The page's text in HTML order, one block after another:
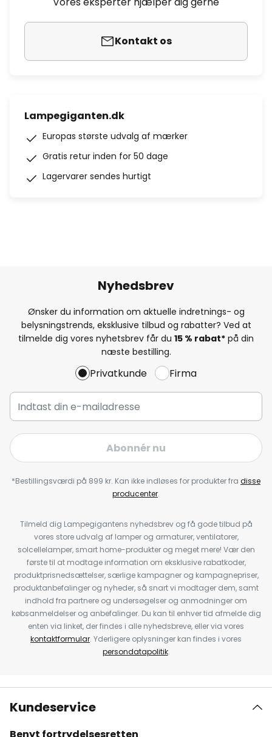
Kontakt os
Lampegiganten.dk
Europas største udvalg af mærker
Gratis retur inden for 50 dage
Lagervarer sendes hurtigt
Nyhedsbrev
Ønsker du information om aktuelle indretnings- og
belysningstrends, eksklusive tilbud og rabatter? Ved at
tilmelde dig vores nyhetsbrev får du 15 % rabat* på din
næste bestilling.
Privatkunde Firma
Abonnér nu
*Bestillingsværdi på 899 kr. Kan ikke indløses for produkter fra disse
producenter.
Tilmeld dig Lampegigantens nyhedsbrev og få gode tilbud på
vores store udvalg af lamper og armaturer, ventilatorer,
solcellelamper, smart home-produkter og meget mere! Vær den
første til at modtage information om eksklusive rabatkoder,
produktprisnedsættelser, særlige kampagner og kampagnepriser,
produktanbefalinger og nyheder, så snart vi modtager dem, samt
indhold fra partnere og undersøgelser og anmodninger om
købsanmeldelser og anbefalinger. Du kan til enhver tid afmelde dig
enten via linket, der findes i alle nyhedsbreve, eller via vores
kontaktformular. Yderligere oplysninger kan findes i vores
persondatapolitik.
Kundeservice